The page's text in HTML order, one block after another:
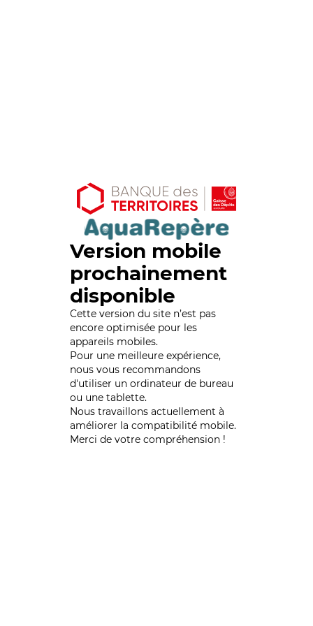
Version mobile
prochainement
disponible
Cette version du site n’est pas
encore optimisée pour les
appareils mobiles.
Pour une meilleure expérience,
nous vous recommandons
d'utiliser un ordinateur de bureau
ou une tablette.
Nous travaillons actuellement à
améliorer la compatibilité mobile.
Merci de votre compréhension !